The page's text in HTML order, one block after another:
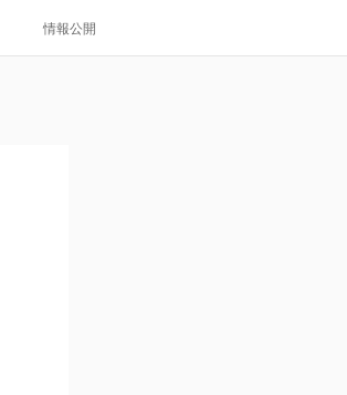
情報公開